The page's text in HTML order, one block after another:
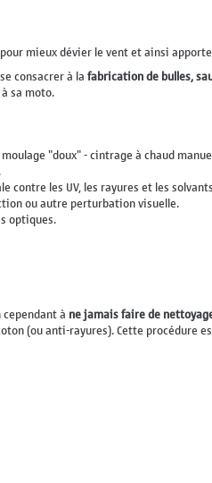
mieux dévier le vent et ainsi
consacrer à lafabrication de bulles,
sa moto.
moulage "doux" - cintrage à chaud
contre les UV, les rayures et les
ou autre perturbation visuelle.
optiques.
à ne jamais faire de
(ou anti-rayures). Cette procédure